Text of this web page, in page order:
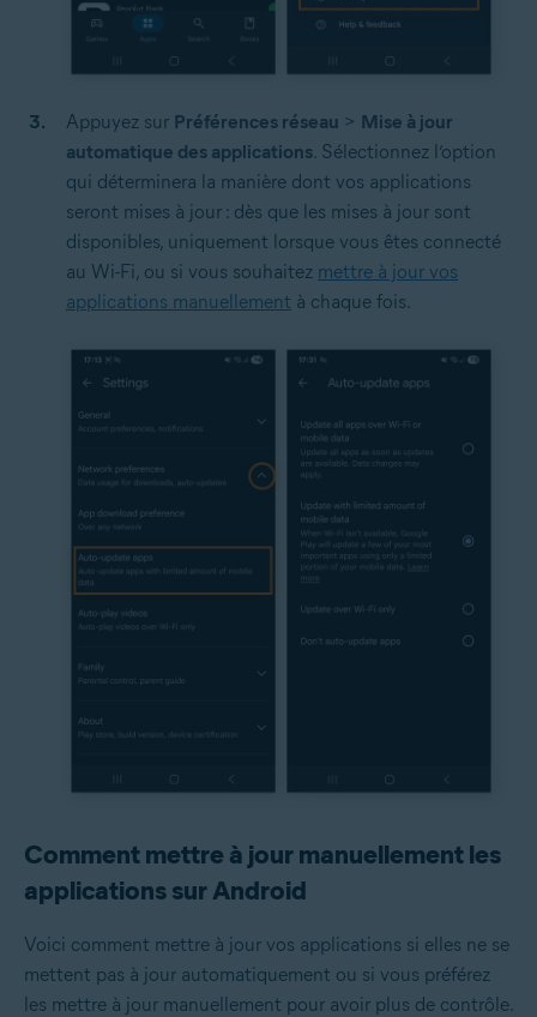
Appuyez sur Préférences réseau > Mise à jour
automatique des applications. Sélectionnez l’option
qui déterminera la manière dont vos applications
seront mises à jour : dès que les mises à jour sont
disponibles, uniquement lorsque vous êtes connecté
au Wi-Fi, ou si vous souhaitez mettre à jour vos
applications manuellement à chaque fois.
Comment mettre à jour manuellement les
applications sur Android
Voici comment mettre à jour vos applications si elles ne se
mettent pas à jour automatiquement ou si vous préférez
les mettre à jour manuellement pour avoir plus de contrôle.